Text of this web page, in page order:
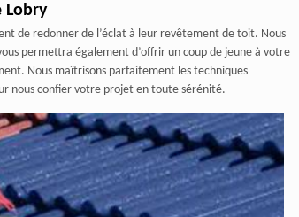
Lobry
de redonner de l’éclat à leur revêtement de toit. Nous
permettra également d’offrir un coup de jeune à votre
Nous maîtrisons parfaitement les techniques
nous confier votre projet en toute sérénité.